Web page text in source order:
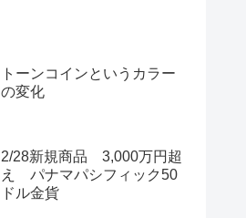
トーンコインというカラー
の変化
2/28新規商品 3,000万円超
え パナマパシフィック50
ドル金貨